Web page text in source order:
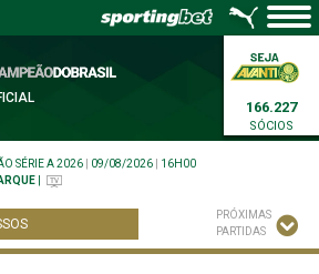
166.227
SÓCIOS
SÉRIE A 2026 09/08/2026
16H00
PRÓXIMAS
PARTIDAS